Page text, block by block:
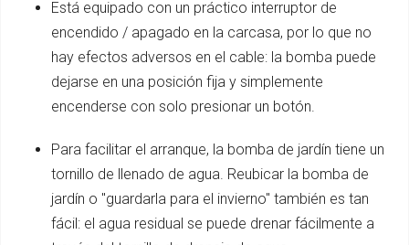
Está equipado con un práctico interruptor de
encendido / apagado en la carcasa, por lo que no
hay efectos adversos en el cable: la bomba puede
dejarse en una posición fija y simplemente
encenderse con solo presionar un botón.
Para facilitar el arranque, la bomba de jardín tiene un
tornillo de llenado de agua. Reubicar la bomba de
jardín o "guardarla para el invierno" también es tan
fácil: el agua residual se puede drenar fácilmente a